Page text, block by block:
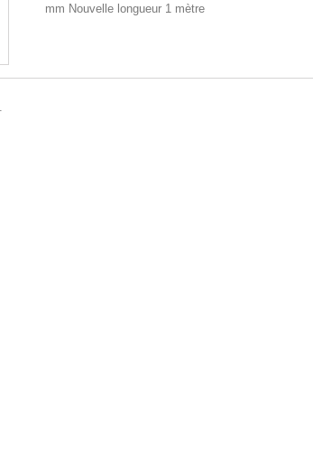
mm Nouvelle longueur 1 mètre